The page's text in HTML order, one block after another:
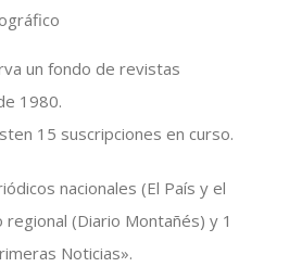
un fondo de revistas
1980.
15 suscripciones en curso.
nacionales (El País y el
(Diario Montañés) y 1
Noticias».